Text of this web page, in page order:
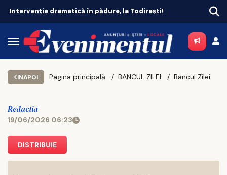
Intervenție dramatică în pădure, la Todirești!
INAPOI Pagina principală BANCUL ZILEI Bancul Zilei
Redactia
19/06/2026 06:23
DISTRIBUIE